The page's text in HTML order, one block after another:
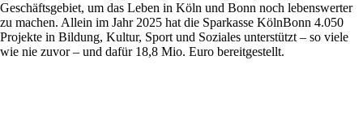
Geschäftsgebiet, um das Leben in Köln und Bonn noch lebenswerter
zu machen. Allein im Jahr 2025 hat die Sparkasse KölnBonn 4.050
Projekte in Bildung, Kultur, Sport und Soziales unterstützt – so viele
wie nie zuvor – und dafür 18,8 Mio. Euro bereitgestellt.